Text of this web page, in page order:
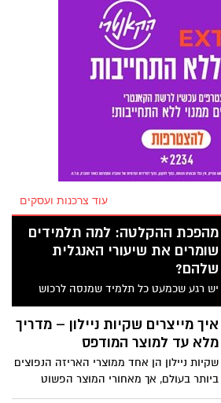
עוד צרכנות ועסקים
מהפכת ההקלטה: למה תלמידים
שומרים את שיעורי האנגלית
שלהם?
יש רגע שכמעט כל תלמיד שמנסה לרכוש
שפה חדשה מכיר: במהלך השיעור ההסבר
נשמע ברור, הדוגמה מובנת והכלל הדקדוקי
אפילו נראה פשוט. כמה ימים לאחר מכן,
חלק מהפרטים כבר אינם ברורים כפי שהיו
בזמן אמת.
איך מייצרים שקיות ניילון – מדריך
מלא עד למוצר המודפס
שקיות ניילון הן אחד ממוצרי האריזה הנפוצים
ביותר בעולם, אך מאחורי המוצר הפשוט
לכאורה עומד תהליך תעשייתי מדויק ומורכב.